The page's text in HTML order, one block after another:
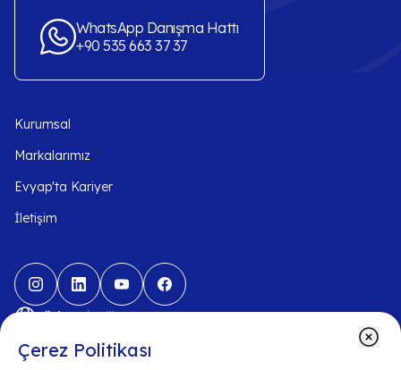
WhatsApp Danışma Hattı
+90 535 663 37 37
Kurumsal
Markalarımız
Evyap'ta Kariyer
İletişim
Türkçe-İngilizce
Çerez Politikası